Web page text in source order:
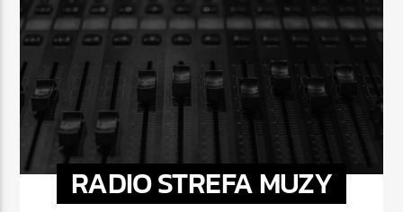
RADIO STREFA MUZY